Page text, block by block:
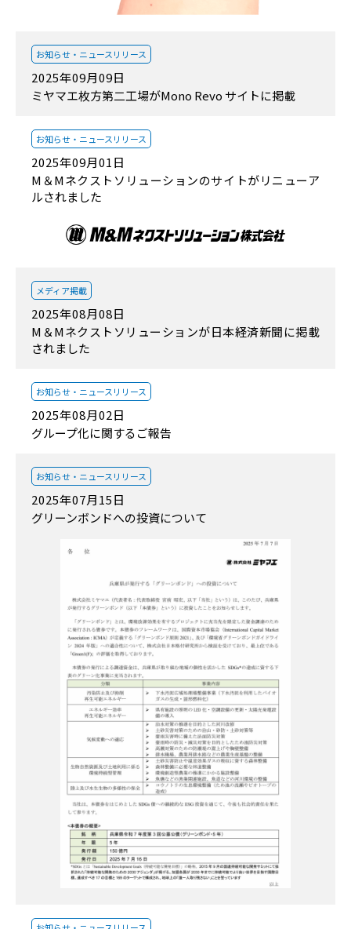
2025年09月09日
お知らせ・ ニュースリリース
ミヤマエ枚方第二工場がMono Revo サイトに掲載
2025年09月01日
お知らせ・ ニュースリリース
M＆Mネクストソリューションのサイトがリニューア
ルされました
2025年08月08日
メディア掲載
M＆Mネクストソリューションが日本経済新聞に掲載
されました
2025年08月02日
お知らせ・ ニュースリリース
グループ化に関するご報告
2025年07月15日
お知らせ・ ニュースリリース
グリーンボンドへの投資について